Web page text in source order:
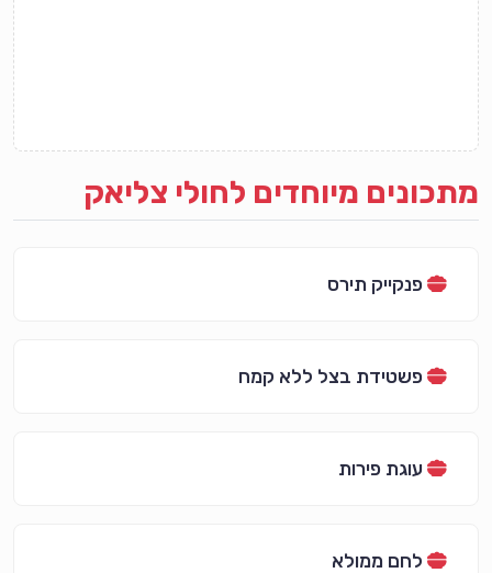
מתכונים מיוחדים לחולי צליאק
פנקייק תירס
פשטידת בצל ללא קמח
עוגת פירות
לחם ממולא